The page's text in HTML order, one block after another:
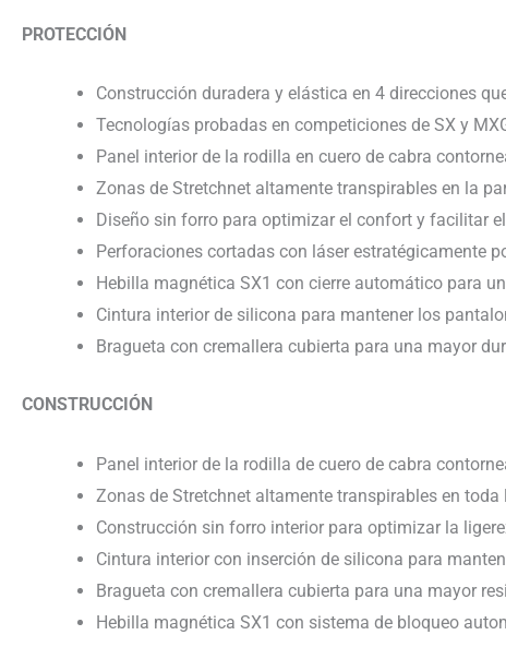
PROTECCIÓN
Construcción duradera y elástica en 4 direcciones
Tecnologías probadas en competiciones de SX y
Panel interior de la rodilla en cuero de cabra
Zonas de Stretchnet altamente transpirables en la
Diseño sin forro para optimizar el confort y facilitar
Perforaciones cortadas con láser estratégicamente
Hebilla magnética SX1 con cierre automático para
Cintura interior de silicona para mantener los
Bragueta con cremallera cubierta para una mayor
CONSTRUCCIÓN
Panel interior de la rodilla de cuero de cabra
Zonas de Stretchnet altamente transpirables en
Construcción sin forro interior para optimizar la
Cintura interior con inserción de silicona para
Bragueta con cremallera cubierta para una mayor
Hebilla magnética SX1 con sistema de bloqueo